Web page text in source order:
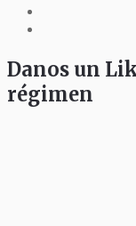
Danos un
régimen